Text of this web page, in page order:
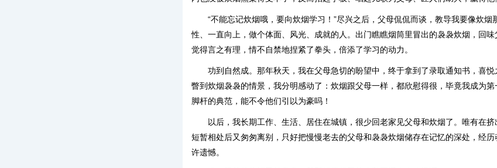
“不能忘记炊烟哦，要向炊烟学习！”尽兴之后，父母侃侃而谈，教导我要像炊烟
性、一直向上，做个体面、风光、成就的人。出门瞧瞧烟筒里冒出的袅袅炊烟，回
觉得言之有理，情不自禁地捏紧了拳头，倍添了学习的动力。
功到自然成。那年秋天，我在父母急切的盼望中，终于拿到了录取通知书，喜悦
瞥到炊烟袅袅的情景，我分明感动了：炊烟跟父母一样，都欣慰得很，毕竟我成为
脚杆的典范，能不令他们引以为豪吗！
以后，我长期工作、生活、居住在城镇，很少回老家见父母和炊烟了。唯有在挤
短暂相处后又匆匆离别，只好把慢慢老去的父母和袅袅炊烟储存在记忆的深处，经
许遗憾。